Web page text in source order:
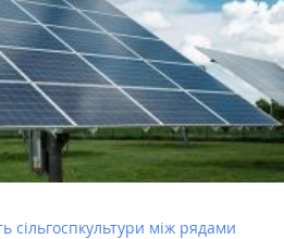
сільгоспкультури між рядами